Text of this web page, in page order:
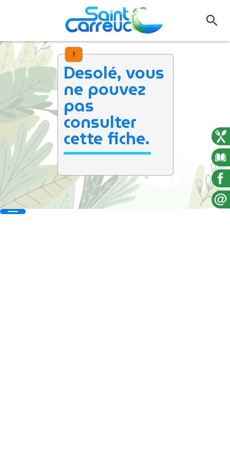
!
Desolé, vous
ne pouvez
pas
consulter
cette fiche.